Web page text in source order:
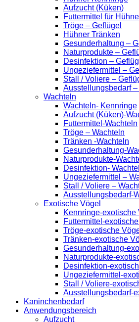
Aufzucht (Küken)
Futtermittel für
Tröge – Geflügel
Hühner Tränken
Gesunderhaltung –
Naturprodukte –
Desinfektion –
Ungeziefermittel –
Stall / Voliere –
Ausstellungsbedarf –
Wachteln
Wachteln- Kennringe
Aufzucht (Küken)-
Futtermittel-Wachteln
Tröge – Wachteln
Tränken -Wachteln
Gesunderhaltung-
Naturprodukte-
Desinfektion-
Ungeziefermittel –
Stall / Voliere –
Ausstellungsbedarf-
Exotische Vögel
Kennringe-exotische
Futtermittel-
Tröge-exotische
Tränken-exotische
Gesunderhaltung-
Naturprodukte-
Desinfektion-
Ungeziefermittel-
Stall / Voliere-
Ausstellungsbedarf-
Kaninchenbedarf
Anwendungsbereich
Aufzucht